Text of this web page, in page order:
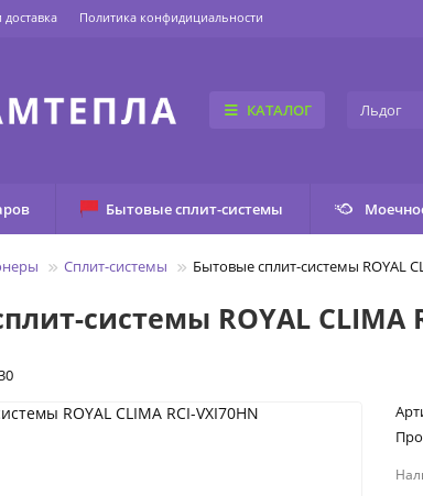
Политика конфидициальности
КАТАЛОГ
Бытовые сплит-системы
Сплит-системы Бытовые сплит-системы ROYAL
системы ROYAL CLIMA